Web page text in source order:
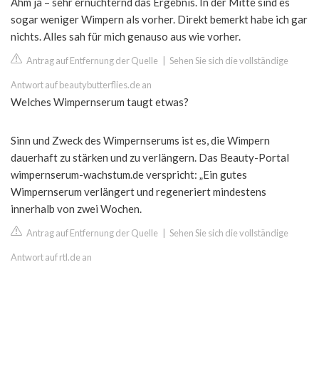
sogar weniger Wimpern als vorher. Direkt bemerkt habe ich gar
nichts. Alles sah für mich genauso aus wie vorher.
Antrag auf Entfernung der Quelle Sehen Sie sich die vollständige
Antwort auf beautybutterflies.de an
Welches Wimpernserum taugt etwas?
Sinn und Zweck des Wimpernserums ist es, die Wimpern
dauerhaft zu stärken und zu verlängern. Das Beauty-Portal
wimpernserum-wachstum.de verspricht: „Ein gutes
Wimpernserum verlängert und regeneriert mindestens
innerhalb von zwei Wochen.
Antrag auf Entfernung der Quelle Sehen Sie sich die vollständige
Antwort auf rtl.de an